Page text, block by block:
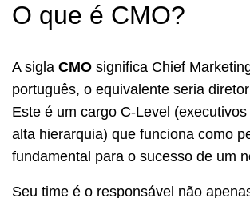
O que é CMO?
A sigla CMO significa Chief
português, o equivalente seria
Este é um cargo C-Level
alta hierarquia) que funciona como
fundamental para o sucesso de um
Seu time é o responsável não